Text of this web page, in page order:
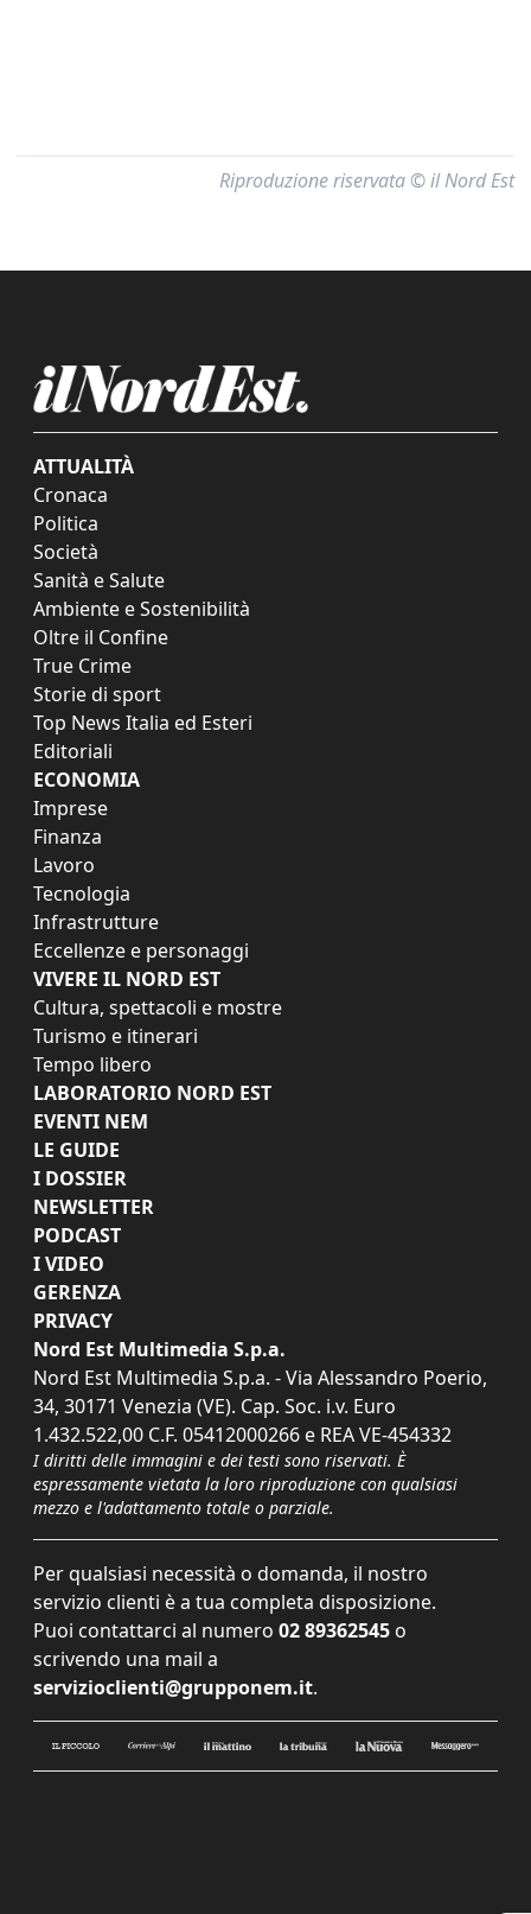
Riproduzione riservata © il Nord Est
ATTUALITÀ
Cronaca
Politica
Società
Sanità e Salute
Ambiente e Sostenibilità
Oltre il Confine
True Crime
Storie di sport
Top News Italia ed Esteri
Editoriali
ECONOMIA
Imprese
Finanza
Lavoro
Tecnologia
Infrastrutture
Eccellenze e personaggi
VIVERE IL NORD EST
Cultura, spettacoli e mostre
Turismo e itinerari
Tempo libero
LABORATORIO NORD EST
EVENTI NEM
LE GUIDE
I DOSSIER
NEWSLETTER
PODCAST
I VIDEO
GERENZA
PRIVACY
Nord Est Multimedia S.p.a.
Nord Est Multimedia S.p.a. - Via Alessandro Poerio,
34, 30171 Venezia (VE). Cap. Soc. i.v. Euro
1.432.522,00 C.F. 05412000266 e REA VE-454332
I diritti delle immagini e dei testi sono riservati. È
espressamente vietata la loro riproduzione con qualsiasi
mezzo e l'adattamento totale o parziale.
Per qualsiasi necessità o domanda, il nostro
servizio clienti è a tua completa disposizione.
Puoi contattarci al numero 02 89362545 o
scrivendo una mail a
servizioclienti@grupponem.it.